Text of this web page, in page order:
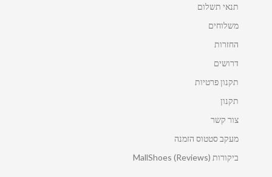
תנאי תשלום
משלוחים
החזרות
דרושים
תקנון פרטיות
תקנון
צור קשר
מעקב סטטוס הזמנה
ביקורות MallShoes (Reviews)